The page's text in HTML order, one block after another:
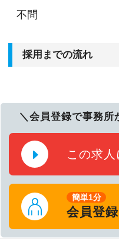
不問
採用までの流れ
＼会員登録で事務所
この求
簡単1分
会員登録